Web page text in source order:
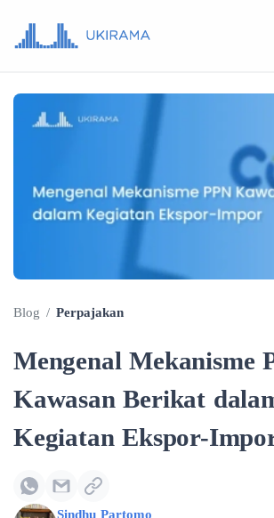
Blog / Perpajakan
Mengenal Mekanisme
Kawasan Berikat
Kegiatan Ekspor-
Sindhu Partomo